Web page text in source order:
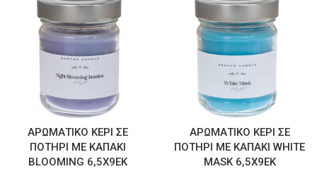
ΑΡΩΜΑΤΙΚΟ ΚΕΡΙ ΣΕ
ΠΟΤΗΡΙ ΜΕ ΚΑΠΑΚΙ
BLOOMING 6,5X9EK
ΑΡΩΜΑΤΙΚΟ ΚΕΡΙ ΣΕ
ΠΟΤΗΡΙ ΜΕ ΚΑΠΑΚΙ WHITE
MASK 6,5X9EK